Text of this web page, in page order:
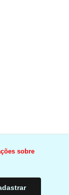
sobre